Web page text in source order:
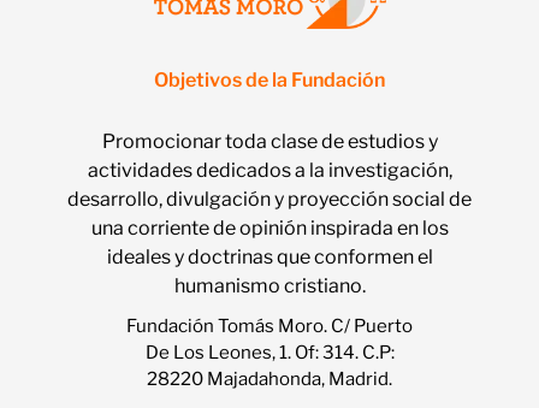
Objetivos de la Fundación
Promocionar toda clase de estudios y
actividades dedicados a la investigación,
desarrollo, divulgación y proyección social de
una corriente de opinión inspirada en los
ideales y doctrinas que conformen el
humanismo cristiano.
Fundación Tomás Moro. C/ Puerto
De Los Leones, 1. Of: 314. C.P:
28220 Majadahonda, Madrid.